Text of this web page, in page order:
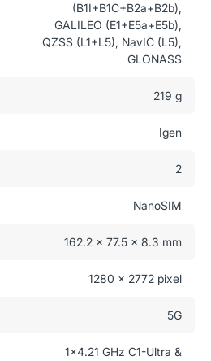
(B1I+B1C+B2a+B2b),
GALILEO (E1+E5a+E5b),
QZSS (L1+L5), NavIC (L5),
GLONASS
219 g
Igen
2
NanoSIM
162.2 x 77.5 x 8.3 mm
1280 x 2772 pixel
5G
1x4.21 GHz C1-Ultra &